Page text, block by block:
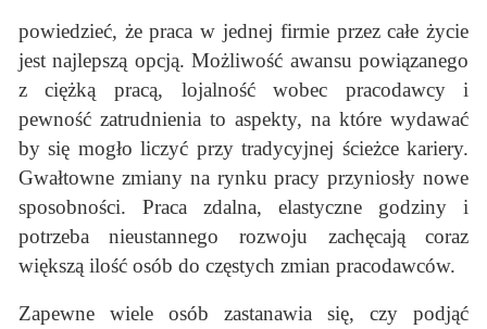
powiedzieć, że praca w jednej firmie przez całe życie
jest najlepszą opcją. Możliwość awansu powiązanego
z ciężką pracą, lojalność wobec pracodawcy i
pewność zatrudnienia to aspekty, na które wydawać
by się mogło liczyć przy tradycyjnej ścieżce kariery.
Gwałtowne zmiany na rynku pracy przyniosły nowe
sposobności. Praca zdalna, elastyczne godziny i
potrzeba nieustannego rozwoju zachęcają coraz
większą ilość osób do częstych zmian pracodawców.
Zapewne wiele osób zastanawia się, czy podjąć